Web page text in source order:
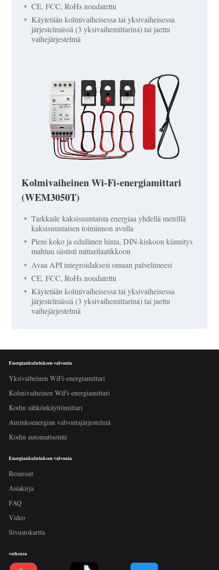
CE, FCC, RoHs noudatettu
Käytetään kolmivaiheisessa tai yksivaiheisessa
järjestelmässä (3 yksivaihemittarina) tai jaettu
vaihejärjestelmä
Kolmivaiheinen Wi-Fi-energiamittari
(WEM3050T)
Tarkkaile kaksisuuntaista energiaa yhdellä metrillä
kaksisuuntaisen toiminnon avulla
Pieni koko ja edullinen hinta, DIN-kiskoon kiinnitys
mahtuu siististi mittarilaatikkoon
Avaa API integroidaksesi omaan palvelimeesi
CE, FCC, RoHs noudatettu
Käytetään kolmivaiheisessa tai yksivaiheisessa
järjestelmässä (3 yksivaihemittarina) tai jaettu
vaihejärjestelmä
Energiankulutuksen valvonta
Yksivaiheinen WiFi-energiamittari
Kolmivaiheinen WiFi-energiamittari
Kodin sähkönkäyttömittari
Aurinkoenergian valvontajärjestelmä
Kodin automatisointi
Energiankulutuksen valvonta
Resurssit
Asiakirja
FAQ
Video
Sivustokartta
verkossa